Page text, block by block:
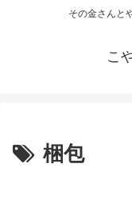
その金さんと
こ
梱包